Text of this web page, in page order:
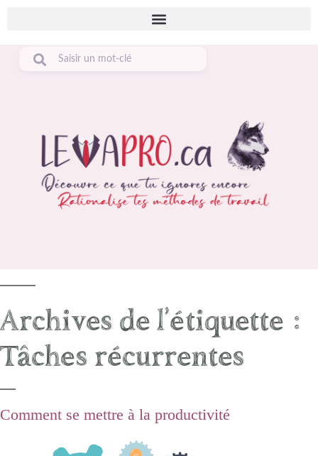
Archives de l’étiquette :
Tâches récurrentes
Comment se mettre à la productivité